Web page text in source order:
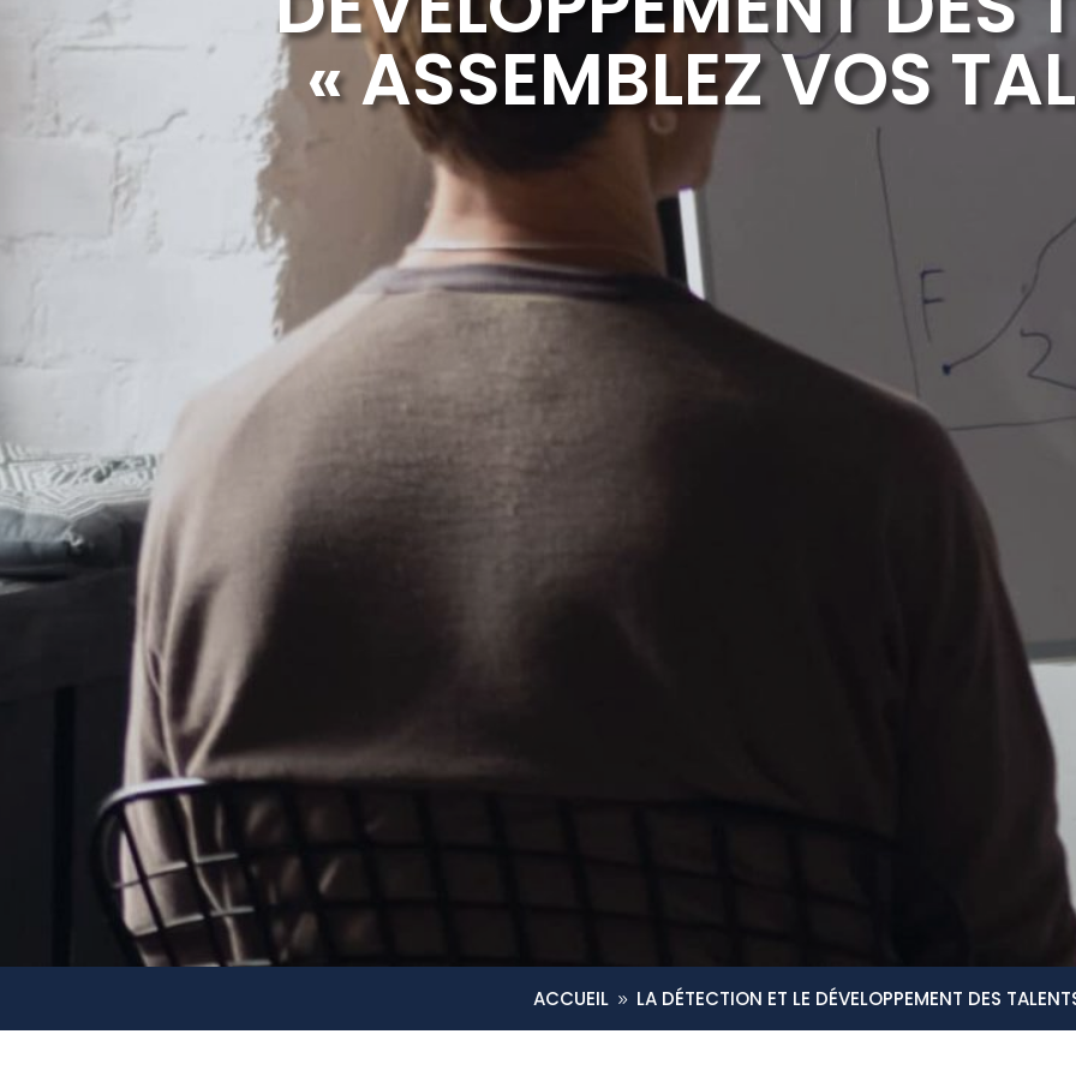
« ASSEMBLEZ VOS
ACCUEIL 9 LA DÉTECTION ET LE DÉVELOPPEMENT DES